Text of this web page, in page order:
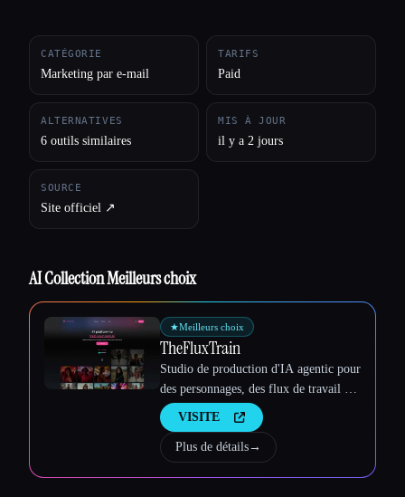
CATÉGORIE
Marketing par e-mail
TARIFS
Paid
ALTERNATIVES
6 outils similaires
MIS À JOUR
il y a 2 jours
SOURCE
Site officiel ↗︎
AI Collection Meilleurs choix
★Meilleurs choix
TheFluxTrain
Studio de production d'IA agentic pour
des personnages, des flux de travail et
des vidéos cohérents
VISITE
Plus de détails→